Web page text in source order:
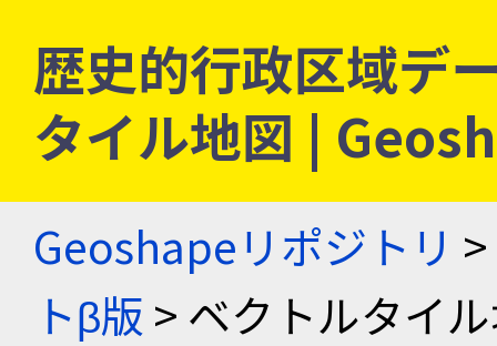
歴史的行政区域デ
タイル地図 |
Geoshapeリポジトリ >
トβ版 > ベクトルタイ